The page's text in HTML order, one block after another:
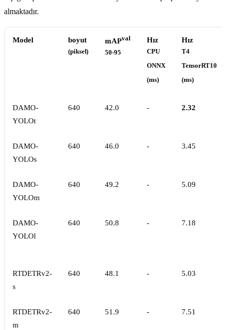
almaktadır.
Model boyut
(piksel)
mAPval
50-95
Hız
CPU
ONNX
(ms)
Hız
T4
TensorRT10
(ms)
DAMO-
YOLOt
640 42.0 - 2.32
DAMO-
YOLOs
640 46.0 - 3.45
DAMO-
YOLOm
640 49.2 - 5.09
DAMO-
YOLOl
640 50.8 - 7.18
RTDETRv2-
s
640 48.1 - 5.03
RTDETRv2-
m
640 51.9 - 7.51